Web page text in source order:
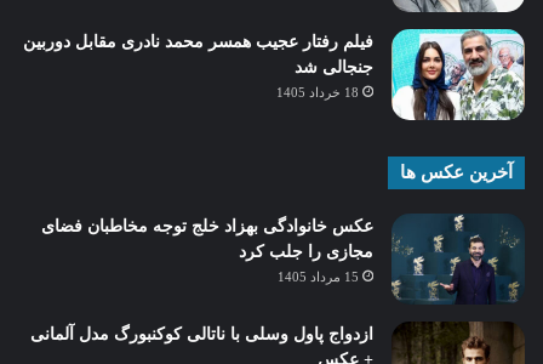
فیلم رفتار عجیب همسر محمد نادری مقابل دوربین
جنجالی شد
18 خرداد 1405
آخرین عکس ها
عکس خانوادگی بهزاد خلج توجه مخاطبان فضای
مجازی را جلب کرد
15 مرداد 1405
ازدواج پاول وسلی با ناتالی کوکنبورگ مدل آلمانی
+ عکس